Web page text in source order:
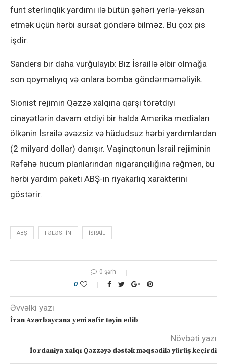
funt sterlinqlik yardımı ilə bütün şəhəri yerlə-yeksan
etmək üçün hərbi sursat göndərə bilməz. Bu çox pis
işdir.
Sanders bir daha vurğulayıb: Biz İsraillə əlbir olmağa
son qoymalıyıq və onlara bomba göndərməməliyik.
Sionist rejimin Qəzzə xalqına qarşı törətdiyi
cinayətlərin davam etdiyi bir halda Amerika mediaları
ölkənin İsrailə əvəzsiz və hüdudsuz hərbi yardımlardan
(2 milyard dollar) danışır. Vaşinqtonun İsrail rejiminin
Rəfəhə hücum planlarından nigarançılığına rəğmən, bu
hərbi yardım paketi ABŞ-ın riyakarlıq xarakterini
göstərir.
ABŞ FƏLƏSTIN ISRAIL
0 şərh
0
Əvvəlki yazı
İran Azərbaycana yeni səfir təyin edib
Növbəti yazı
İordaniya xalqı Qəzzəyə dəstək məqsədilə yürüş keçirdi